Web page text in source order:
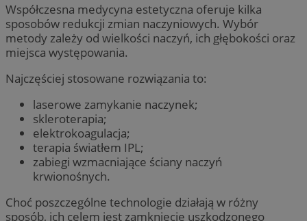
Współczesna medycyna estetyczna oferuje kilka
sposobów redukcji zmian naczyniowych. Wybór
metody zależy od wielkości naczyń, ich głębokości oraz
miejsca występowania.
Najczęściej stosowane rozwiązania to:
laserowe zamykanie naczynek;
skleroterapia;
elektrokoagulacja;
terapia światłem IPL;
zabiegi wzmacniające ściany naczyń
krwionośnych.
Choć poszczególne technologie działają w różny
sposób, ich celem jest zamknięcie uszkodzonego